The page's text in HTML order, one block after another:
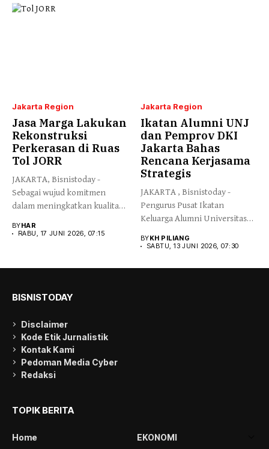
Jakarta Region
Jasa Marga Lakukan
Rekonstruksi
Perkerasan di Ruas
Tol JORR
JAKARTA, Bisnistoday -
Sebagai wujud komitmen
dalam meningkatkan kualitas
berkelanjutan,...
BYHAR
RABU, 17 JUNI 2026, 07:15
Jakarta Region
Ikatan Alumni UNJ
dan Pemprov DKI
Jakarta Bahas
Rencana Kerjasama
Strategis
JAKARTA , Bisnistoday -
Pengurus Pusat Ikatan
Keluarga Alumni Universitas
BYKH PILIANG
SABTU, 13 JUNI 2026, 07:30
BISNISTODAY
Disclaimer
Kode Etik Jurnalistik
Kontak Kami
Pedoman Media Cyber
Redaksi
TOPIK BERITA
Home
EKONOMI